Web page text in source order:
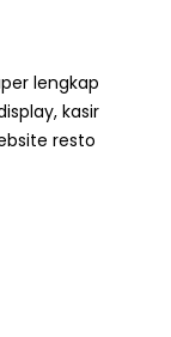
lengkap
kasir
resto